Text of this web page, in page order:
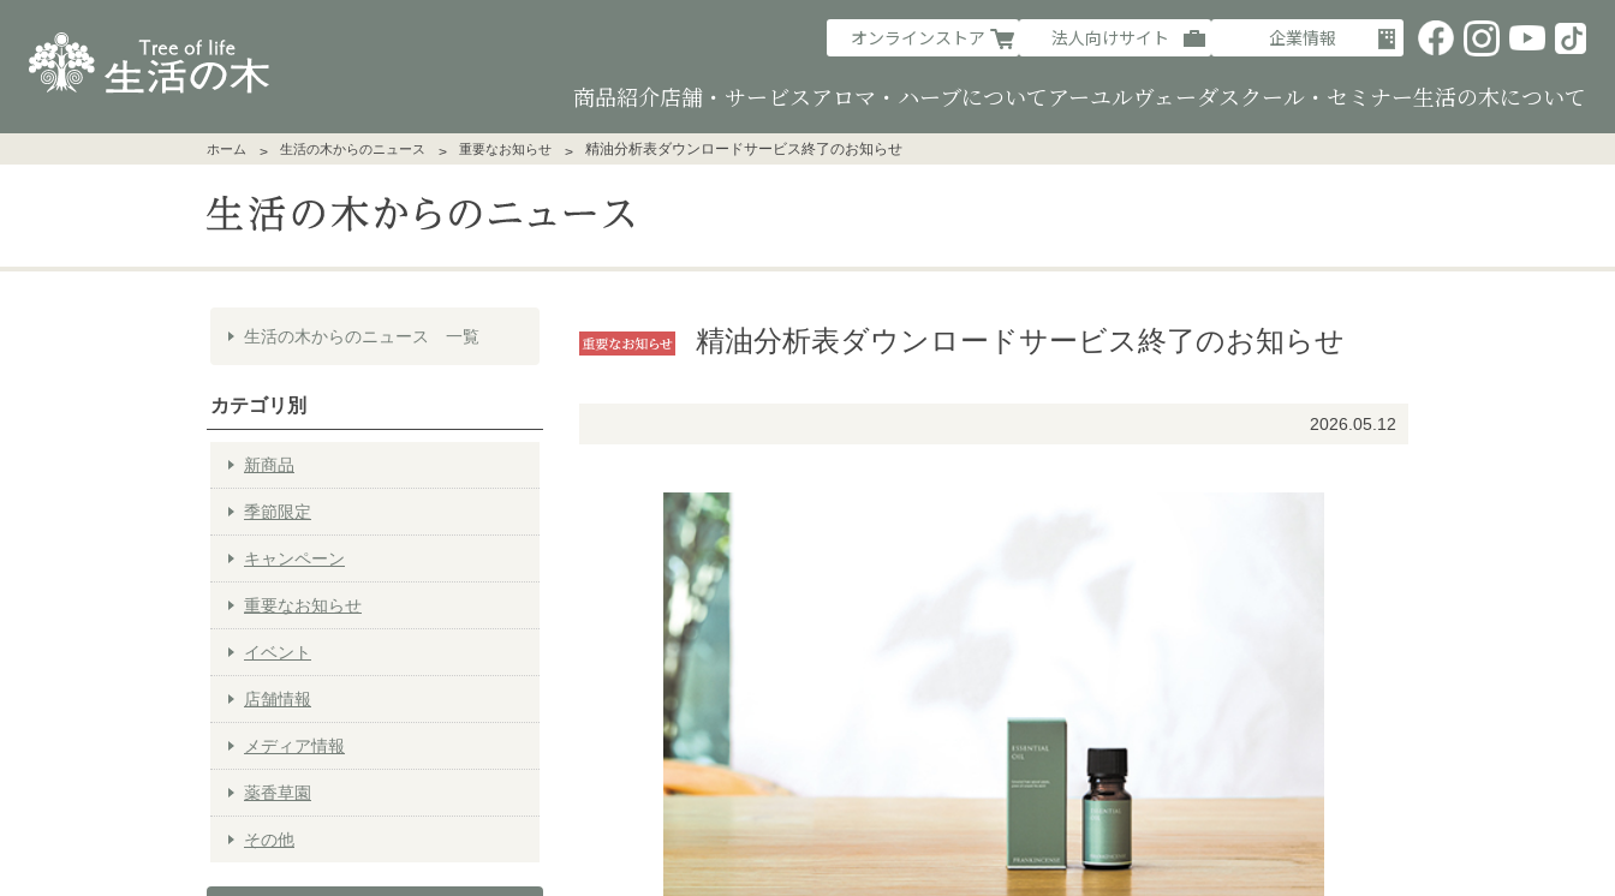
商品紹介店舗・サービスアロマ・ハーブについてアーユルヴェーダスクール・セミナー生活の木について
オンラインストア 法人向けサイト 企業情報
ホーム 生活の木からのニュース 重要なお知らせ 精油分析表ダウンロードサービス終了のお知らせ
精油分析表ダウンロードサービス終了のお知らせ
2026.05.12
生活の木からのニュース 一覧
カテゴリ別
新商品
季節限定
キャンペーン
重要なお知らせ
イベント
店舗情報
メディア情報
薬香草園
その他